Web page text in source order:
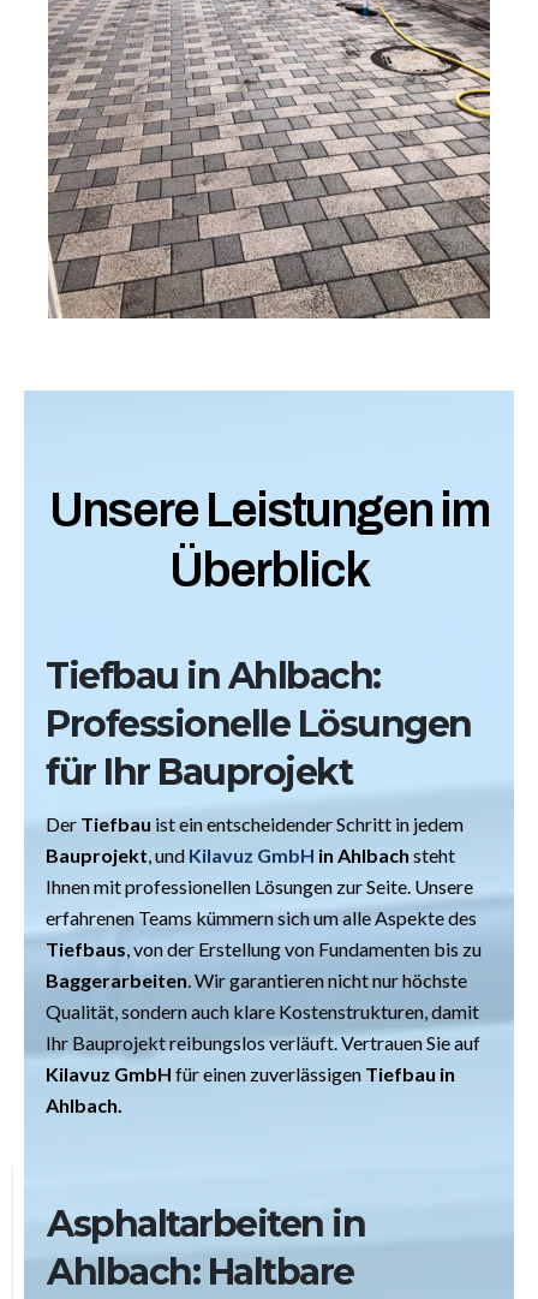
Unsere Leistungen im
Überblick
Tiefbau in Ahlbach:
Professionelle Lösungen
für Ihr Bauprojekt
Der Tiefbau ist ein entscheidender Schritt in jedem
Bauprojekt, und Kilavuz GmbH in Ahlbach steht
Ihnen mit professionellen Lösungen zur Seite. Unsere
erfahrenen Teams kümmern sich um alle Aspekte des
Tiefbaus, von der Erstellung von Fundamenten bis zu
Baggerarbeiten. Wir garantieren nicht nur höchste
Qualität, sondern auch klare Kostenstrukturen, damit
Ihr Bauprojekt reibungslos verläuft. Vertrauen Sie auf
Kilavuz GmbH für einen zuverlässigen Tiefbau in
Ahlbach.
Asphaltarbeiten in
Ahlbach: Haltbare